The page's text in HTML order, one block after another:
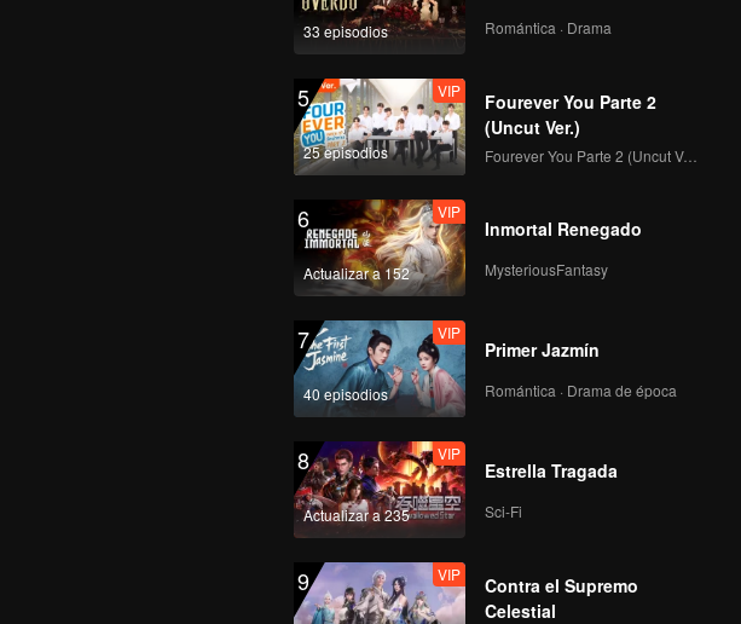
33 episodios Romántica · Drama
5
25 episodios
VIP
Fourever You Parte 2
(Uncut Ver.)
Fourever You Parte 2 (Uncut Ver.)
6
Actualizar a 152
VIP
Inmortal Renegado
MysteriousFantasy
7
40 episodios
VIP
Primer Jazmín
Romántica · Drama de época
8
Actualizar a 235
VIP
Estrella Tragada
Sci-Fi
9 VIP
Contra el Supremo
Celestial